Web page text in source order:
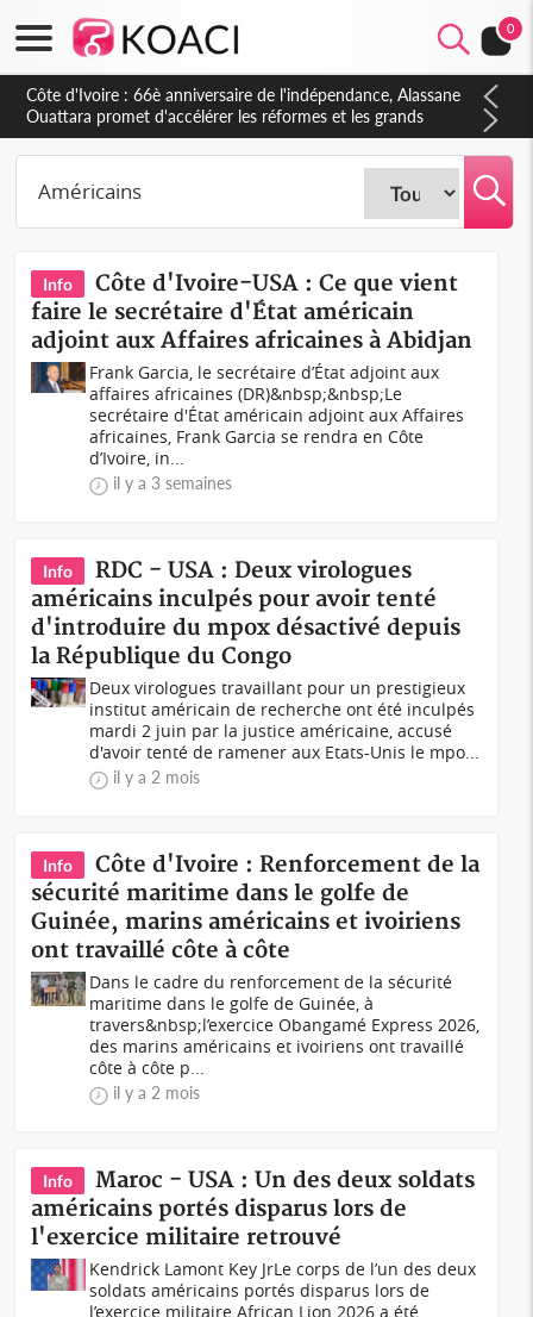
0
Côte d'Ivoire : À Abidjan, Amadou Oury Bah admire le modèle
ivoirien et veut s'en inspirer pour accélérer le développement
de la Guinée
Info
Côte d'Ivoire-USA : Ce que vient
faire le secrétaire d'État américain
adjoint aux Affaires africaines à Abidjan
Frank Garcia, le secrétaire d’État adjoint aux
affaires africaines (DR)&nbsp;&nbsp;Le
secrétaire d'État américain adjoint aux Affaires
africaines, Frank Garcia se rendra en Côte
d’Ivoire, in...
il y a 3 semaines
Info
RDC - USA : Deux virologues
américains inculpés pour avoir tenté
d'introduire du mpox désactivé depuis
la République du Congo
Deux virologues travaillant pour un prestigieux
institut américain de recherche ont été inculpés
mardi 2 juin par la justice américaine, accusé
d'avoir tenté de ramener aux Etats-Unis le mpo...
il y a 2 mois
Info
Côte d'Ivoire : Renforcement de la
sécurité maritime dans le golfe de
Guinée, marins américains et ivoiriens
ont travaillé côte à côte
Dans le cadre du renforcement de la sécurité
maritime dans le golfe de Guinée, à
travers&nbsp;l’exercice Obangamé Express 2026,
des marins américains et ivoiriens ont travaillé
côte à côte p...
il y a 2 mois
Info
Maroc - USA : Un des deux soldats
américains portés disparus lors de
l'exercice militaire retrouvé
Kendrick Lamont Key JrLe corps de l’un des deux
soldats américains portés disparus lors de
l’exercice militaire African Lion 2026 a été